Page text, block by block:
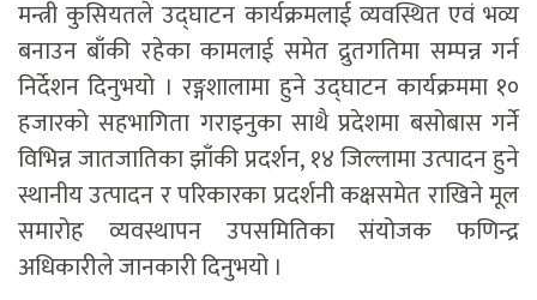
मन्त्री कुसियतले उद्घाटन कार्यक्रमलाई व्यवस्थित एवं भव्य
बनाउन बाँकी रहेका कामलाई समेत द्रुतगतिमा सम्पन्न गर्न
निर्देशन दिनुभयो । रङ्गशालामा हुने उद्घाटन कार्यक्रममा १०
हजारको सहभागिता गराइनुका साथै प्रदेशमा बसोबास गर्ने
विभिन्न जातजातिका झाँकी प्रदर्शन, १४ जिल्लामा उत्पादन हुने
स्थानीय उत्पादन र परिकारका प्रदर्शनी कक्षसमेत राखिने मूल
समारोह व्यवस्थापन उपसमितिका संयोजक फणिन्द्र
अधिकारीले जानकारी दिनुभयो ।